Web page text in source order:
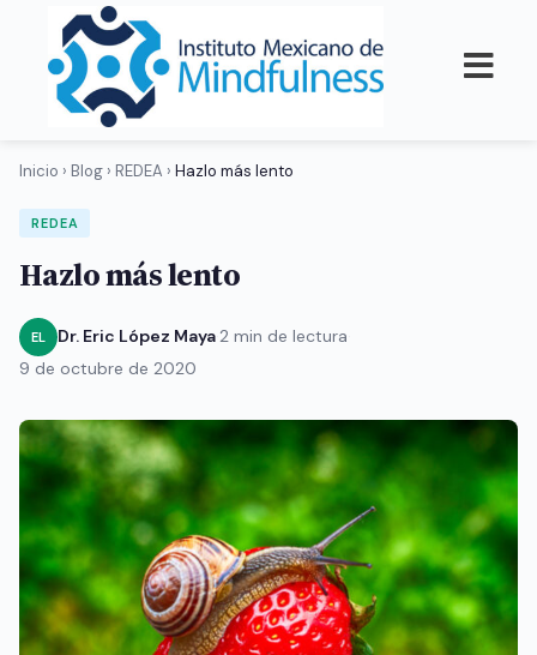
Inicio › Blog › REDEA › Hazlo más lento
REDEA
Hazlo más lento
EL Dr. Eric López Maya2 min de lectura
9 de octubre de 2020